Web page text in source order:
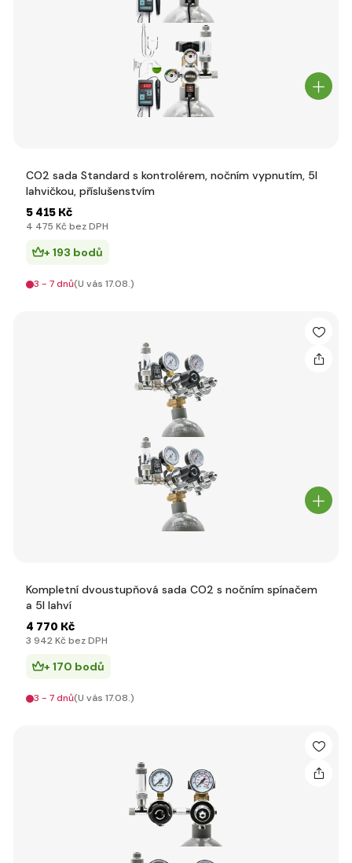
CO2 sada Standard s kontrolérem, nočním vypnutím, 5l
lahvičkou, příslušenstvím
5 415 Kč
4 475 Kč bez DPH
+ 193 bodů
3 - 7 dnů(U vás 17.08.)
Kompletní dvoustupňová sada CO2 s nočním spínačem
a 5l lahví
4 770 Kč
3 942 Kč bez DPH
+ 170 bodů
3 - 7 dnů(U vás 17.08.)